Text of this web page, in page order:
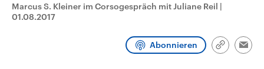
Audio-Archiv
Marcus S. Kleiner im Corsogespräch mit Juliane Reil |
01.08.2017
Abonnieren
Link